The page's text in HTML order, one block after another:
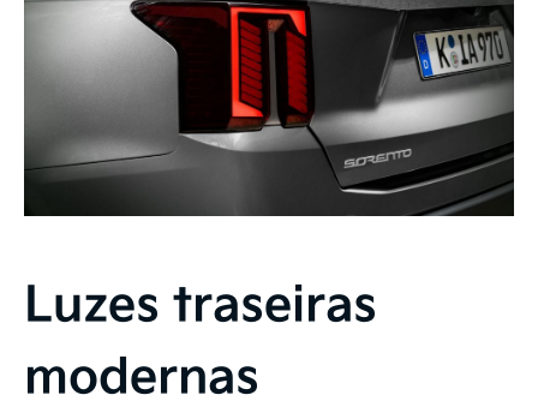
Luzes traseiras
modernas